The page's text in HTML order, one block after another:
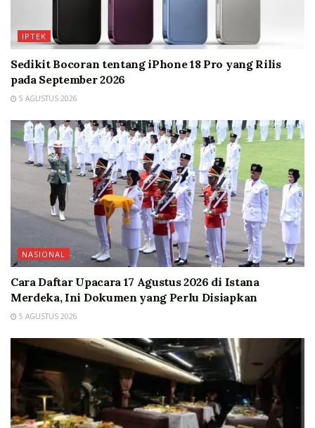
IPTEK
Sedikit Bocoran tentang iPhone 18 Pro yang Rilis
pada September 2026
5 AGUSTUS 2026
NASIONAL
Cara Daftar Upacara 17 Agustus 2026 di Istana
Merdeka, Ini Dokumen yang Perlu Disiapkan
5 AGUSTUS 2026